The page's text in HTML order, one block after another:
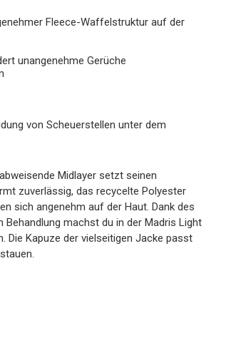
Fleece-Waffelstruktur auf der
unangenehme Gerüche
von Scheuerstellen unter dem
Midlayer setzt seinen
zuverlässig, das recycelte Polyester
sich angenehm auf der Haut. Dank des
machst du in der Madris Light
Die Kapuze der vielseitigen Jacke passt